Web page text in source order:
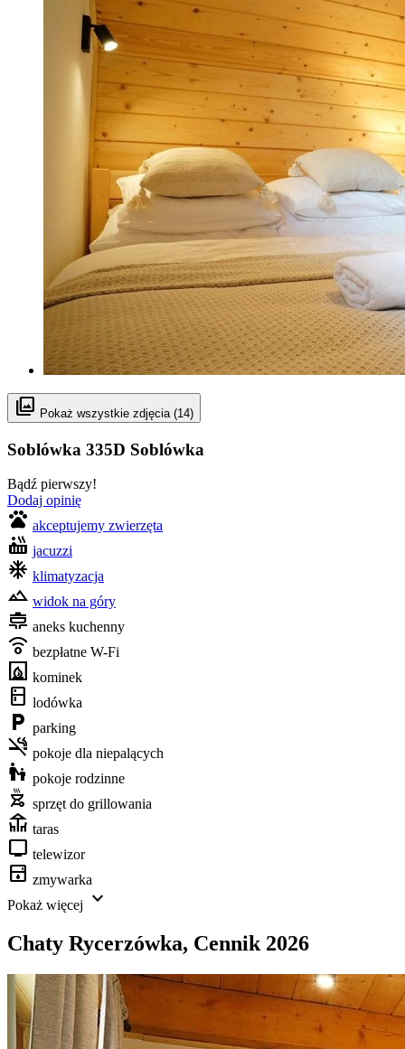
photo_library Pokaż wszystkie zdjęcia (14)
Soblówka 335D Soblówka
Bądź pierwszy!
Dodaj opinię
pets akceptujemy zwierzęta
hot_tub jacuzzi
mode_cool klimatyzacja
filter_hdr widok na góry
cooking aneks kuchenny
nest_remote_comfort_sensor bezpłatne W-Fi
fireplace kominek
kitchen lodówka
local_parking parking
smoke_free pokoje dla niepalących
escalator_warning pokoje rodzinne
outdoor_grill sprzęt do grillowania
deck taras
tv telewizor
dishwasher zmywarka
Pokaż więcej
expand_more
Chaty Rycerzówka, Cennik 2026